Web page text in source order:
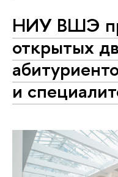
НИУ ВШЭ
открытых
и